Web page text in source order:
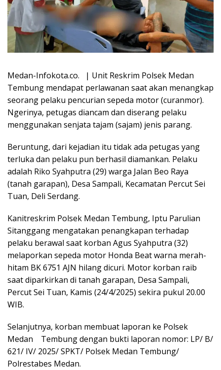
Medan-Infokota.co. | Unit Reskrim Polsek Medan
Tembung mendapat perlawanan saat akan menangkap
seorang pelaku pencurian sepeda motor (curanmor).
Ngerinya, petugas diancam dan diserang pelaku
menggunakan senjata tajam (sajam) jenis parang.
Beruntung, dari kejadian itu tidak ada petugas yang
terluka dan pelaku pun berhasil diamankan. Pelaku
adalah Riko Syahputra (29) warga Jalan Beo Raya
(tanah garapan), Desa Sampali, Kecamatan Percut Sei
Tuan, Deli Serdang.
Kanitreskrim Polsek Medan Tembung, Iptu Parulian
Sitanggang mengatakan penangkapan terhadap
pelaku berawal saat korban Agus Syahputra (32)
melaporkan sepeda motor Honda Beat warna merah-
hitam BK 6751 AJN hilang dicuri. Motor korban raib
saat diparkirkan di tanah garapan, Desa Sampali,
Percut Sei Tuan, Kamis (24/4/2025) sekira pukul 20.00
WIB.
Selanjutnya, korban membuat laporan ke Polsek
Medan Tembung dengan bukti laporan nomor: LP/ B/
621/ IV/ 2025/ SPKT/ Polsek Medan Tembung/
Polrestabes Medan.